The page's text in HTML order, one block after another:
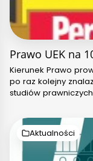
Prawo UEK na
Kierunek Prawo
po raz kolejny
studiów
Aktualności